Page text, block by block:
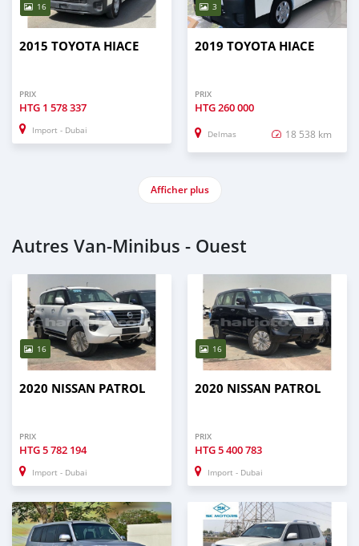
16
2015 TOYOTA HIACE
PRIX
HTG 1 578 337
Import - Dubai
3
2019 TOYOTA HIACE
PRIX
HTG260 000
Delmas 18 538 km
Afficher plus
Autres Van‒Minibus - Ouest
16
2020 NISSAN PATROL
PRIX
HTG5 782 194
Import - Dubai
16
2020 NISSAN PATROL
PRIX
HTG5 400 783
Import - Dubai